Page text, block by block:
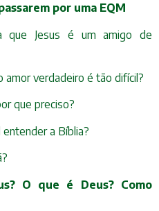
por uma EQM
que Jesus é um amigo de
amor verdadeiro é tão difícil?
que preciso?
entender a Bíblia?
O que é Deus? Como